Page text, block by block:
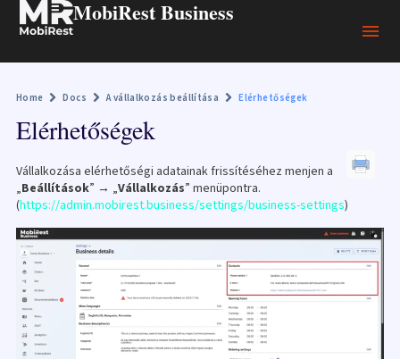
MobiRest Business
Home Docs A vállalkozás beállítása Elérhetőségek
Elérhetőségek
Vállalkozása elérhetőségi adatainak frissítéséhez menjen a
„Beállítások” → „Vállalkozás” menüpontra.
(https://admin.mobirest.business/settings/business-settings)